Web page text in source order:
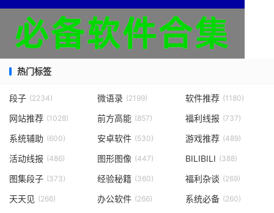
热门标签
段子 (2234) 微语录 (2199) 软件推荐 (1180)
网站推荐 (1028) 前方高能 (857) 福利线报 (737)
系统辅助 (600) 安卓软件 (530) 游戏推荐 (489)
活动线报 (486) 图形图像 (447) BILIBILI (388)
图集段子 (373) 经验秘籍 (360) 福利杂谈 (269)
天天见 (266) 办公软件 (266) 系统必备 (260)